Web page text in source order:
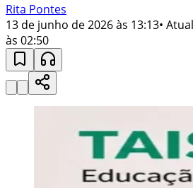
Rita Pontes
13 de junho de 2026 às 13:13•
às 02:50